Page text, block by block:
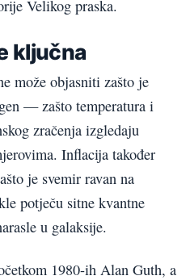
Velikog praska.
ključna
može objasniti zašto je
— zašto temperatura i
zračenja izgledaju
Inflacija također
je svemir ravan na
potječu sitne kvantne
u galaksije.
1980-ih Alan Guth, a